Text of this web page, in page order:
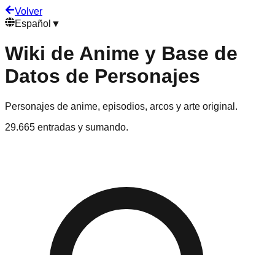
Volver
Español ▼
Wiki de Anime y Base de
Datos de Personajes
Personajes de anime, episodios, arcos y arte original.
29.665 entradas y sumando.